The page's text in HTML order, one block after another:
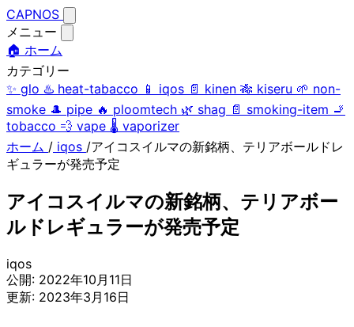
CAPNOS
メニュー
🏠 ホーム
カテゴリー
✨ glo ♨️ heat-tabacco 📱 iqos 📄 kinen 🎋 kiseru 🌱 non-
smoke 🎩 pipe 🔥 ploomtech 🌿 shag 📄 smoking-item 🚬
tobacco 💨 vape 🌡️ vaporizer
ホーム / iqos /アイコスイルマの新銘柄、テリアボールドレ
ギュラーが発売予定
アイコスイルマの新銘柄、テリアボー
ルドレギュラーが発売予定
iqos
公開: 2022年10月11日
更新: 2023年3月16日